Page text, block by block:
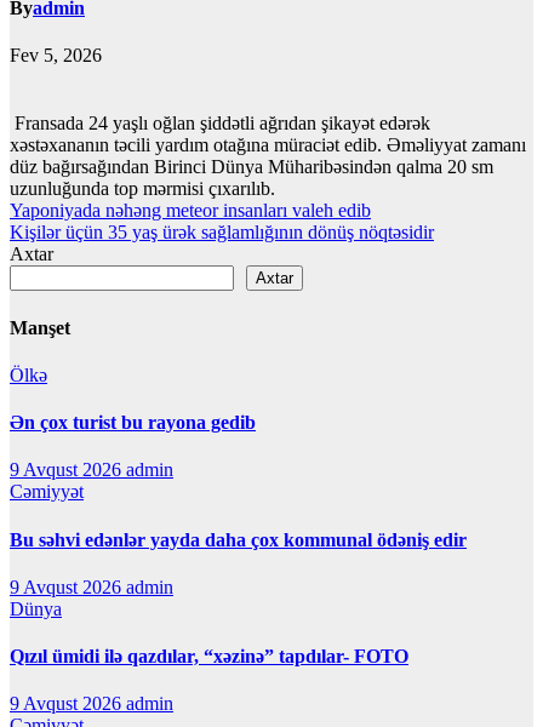
Byadmin
Fev 5, 2026
Fransada 24 yaşlı oğlan şiddətli ağrıdan şikayət edərək
xəstəxananın təcili yardım otağına müraciət edib. Əməliyyat zamanı
düz bağırsağından Birinci Dünya Müharibəsindən qalma 20 sm
uzunluğunda top mərmisi çıxarılıb.
Yazı
naviqasiyası
Yaponiyada nəhəng meteor insanları valeh edib
Kişilər üçün 35 yaş ürək sağlamlığının dönüş nöqtəsidir
Axtar
Axtar
Manşet
Ölkə
Ən çox turist bu rayona gedib
9 Avqust 2026 admin
Cəmiyyət
Bu səhvi edənlər yayda daha çox kommunal ödəniş edir
9 Avqust 2026 admin
Dünya
Qızıl ümidi ilə qazdılar, “xəzinə” tapdılar- FOTO
9 Avqust 2026 admin